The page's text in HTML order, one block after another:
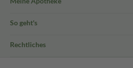
So geht's
Rechtliches